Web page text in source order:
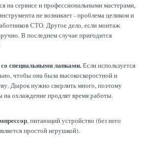
на сервисе и профессиональными мастерами,
не возникает - проблема целиком и
СТО. Другое дело, если монтаж
В последнем случае пригодится
специальными лапками.Если используется
чтобы она была высокоскоростной и
Дырок нужно сверлить много, поэтому
на охлаждение продлят время работы.
, питающий устройство (без него
простой игрушкой).